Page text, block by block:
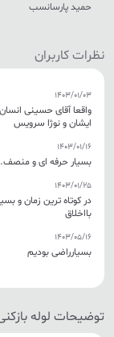
حمید پارسانسب
نظرات کاربران
1403/01/03
واقعا آقای حسینی
ایشان و نوژا سرویس
1403/01/16
بسیار حرفه ای و منصف.
1403/01/25
در کوتاه ترین زمان و
بااخلاق
1403/05/16
بسیارراضی بودیم
توضیحات لوله